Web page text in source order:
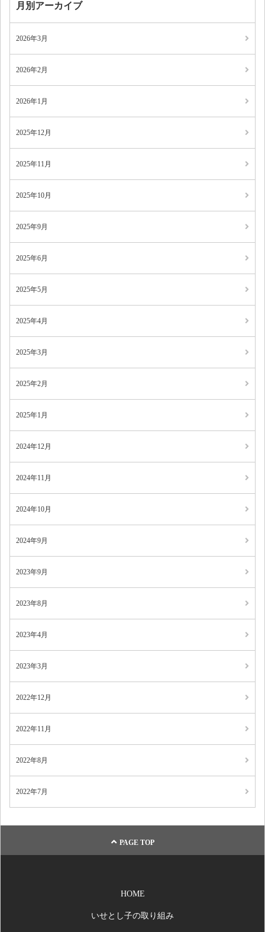
月別アーカイブ
2026年3月
2026年2月
2026年1月
2025年12月
2025年11月
2025年10月
2025年9月
2025年6月
2025年5月
2025年4月
2025年3月
2025年2月
2025年1月
2024年12月
2024年11月
2024年10月
2024年9月
2023年9月
2023年8月
2023年4月
2023年3月
2022年12月
2022年11月
2022年8月
2022年7月
PAGE TOP
HOME
いせとし子の取り組み